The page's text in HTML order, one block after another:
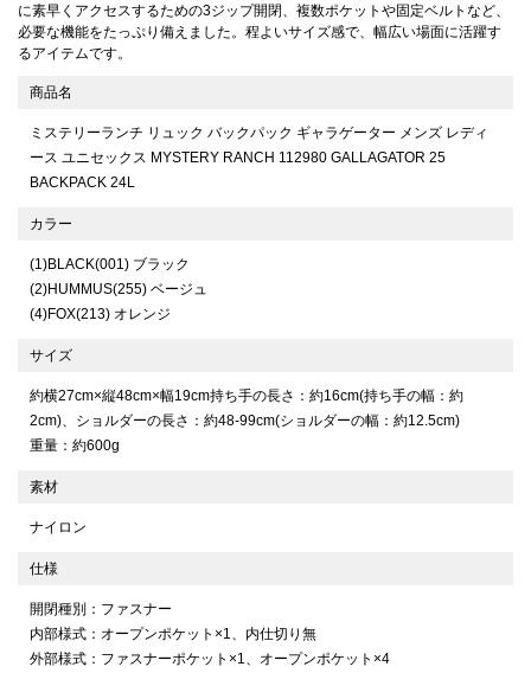
に素早くアクセスするための3ジップ開閉、複数ポケットや固定ベルトなど、
必要な機能をたっぷり備えました。程よいサイズ感で、幅広い場面に活躍す
るアイテムです。
商品名
ミステリーランチ リュック バックパック ギャラゲーター メンズ レディ
ース ユニセックス MYSTERY RANCH 112980 GALLAGATOR 25
BACKPACK 24L
カラー
(1)BLACK(001) ブラック
(2)HUMMUS(255) ベージュ
(4)FOX(213) オレンジ
サイズ
約横27cm×縦48cm×幅19cm持ち手の長さ：約16cm(持ち手の幅：約
2cm)、ショルダーの長さ：約48-99cm(ショルダーの幅：約12.5cm)
重量：約600g
素材
ナイロン
仕様
開閉種別：ファスナー
内部様式：オープンポケット×1、内仕切り無
外部様式：ファスナーポケット×1、オープンポケット×4